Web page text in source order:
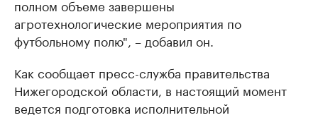
полном объеме завершены
агротехнологические мероприятия по
футбольному полю", – добавил он.
Как сообщает пресс-служба правительства
Нижегородской области, в настоящий момент
ведется подготовка исполнительной